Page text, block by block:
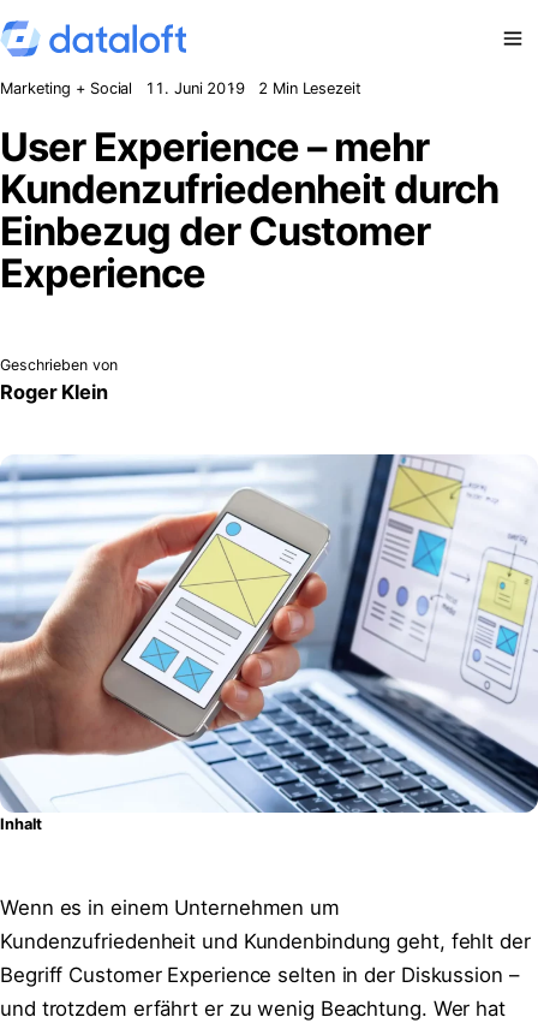
Zum Inhalt springen
Marketing + Social 11. Juni 2019 2 Min Lesezeit
User Experience – mehr
Kundenzufriedenheit durch
Einbezug der Customer
Experience
Geschrieben von
Roger Klein
Inhalt
Wenn es in einem Unternehmen um
Kundenzufriedenheit und Kundenbindung geht, fehlt der
Begriff Customer Experience selten in der Diskussion –
und trotzdem erfährt er zu wenig Beachtung. Wer hat